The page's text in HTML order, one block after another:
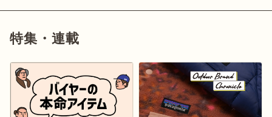
特集・連載